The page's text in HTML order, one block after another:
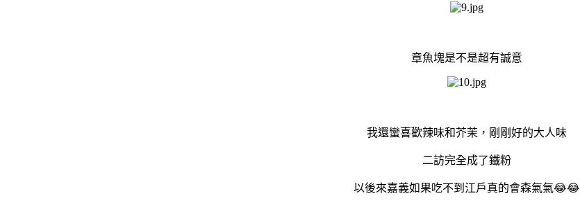
章魚塊是不是超有誠意
我還蠻喜歡辣味和芥茉，剛剛好的大人味
二訪完全成了鐵粉
以後來嘉義如果吃不到江戶真的會森氣氣😂😂